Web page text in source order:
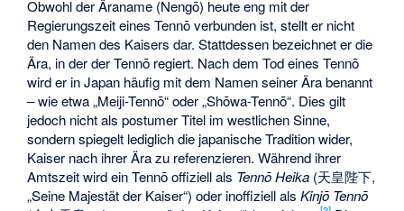
Obwohl der Äraname (Nengō) heute eng mit der
Regierungszeit eines Tennō verbunden ist, stellt er nicht
den Namen des Kaisers dar. Stattdessen bezeichnet er die
Ära, in der der Tennō regiert. Nach dem Tod eines Tennō
wird er in Japan häufig mit dem Namen seiner Ära benannt
– wie etwa „Meiji-Tennō“ oder „Shōwa-Tennō“. Dies gilt
jedoch nicht als postumer Titel im westlichen Sinne,
sondern spiegelt lediglich die japanische Tradition wider,
Kaiser nach ihrer Ära zu referenzieren. Während ihrer
Amtszeit wird ein Tennō offiziell als Tennō Heika (天皇陛下,
„Seine Majestät der Kaiser“) oder inoffiziell alsKinjō Tennō